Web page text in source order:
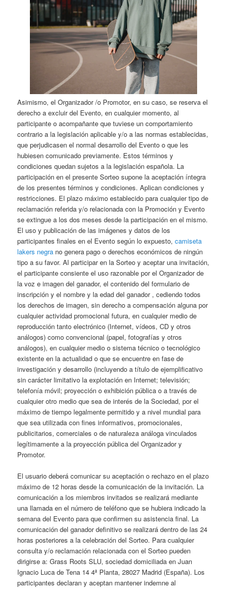
Asimismo, el Organizador /o Promotor, en su caso, se reserva el
derecho a excluir del Evento, en cualquier momento, al
participante o acompañante que tuviese un comportamiento
contrario a la legislación aplicable y/o a las normas establecidas,
que perjudicasen el normal desarrollo del Evento o que les
hubiesen comunicado previamente. Estos términos y
condiciones quedan sujetos a la legislación española. La
participación en el presente Sorteo supone la aceptación íntegra
de los presentes términos y condiciones. Aplican condiciones y
restricciones. El plazo máximo establecido para cualquier tipo de
reclamación referida y/o relacionada con la Promoción y Evento
se extingue a los dos meses desde la participación en el mismo.
El uso y publicación de las imágenes y datos de los
participantes finales en el Evento según lo expuesto,camiseta
lakers negra no genera pago o derechos económicos de ningún
tipo a su favor. Al participar en la Sorteo y aceptar una invitación,
el participante consiente el uso razonable por el Organizador de
la voz e imagen del ganador, el contenido del formulario de
inscripción y el nombre y la edad del ganador , cediendo todos
los derechos de imagen, sin derecho a compensación alguna por
cualquier actividad promocional futura, en cualquier medio de
reproducción tanto electrónico (Internet, vídeos, CD y otros
análogos) como convencional (papel, fotografías y otros
análogos), en cualquier medio o sistema técnico o tecnológico
existente en la actualidad o que se encuentre en fase de
investigación y desarrollo (incluyendo a título de ejemplificativo
sin carácter limitativo la explotación en Internet; televisión;
telefonía móvil; proyección o exhibición pública o a través de
cualquier otro medio que sea de interés de la Sociedad, por el
máximo de tiempo legalmente permitido y a nivel mundial para
que sea utilizada con fines informativos, promocionales,
publicitarios, comerciales o de naturaleza análoga vinculados
legítimamente a la proyección pública del Organizador y
Promotor.
El usuario deberá comunicar su aceptación o rechazo en el plazo
máximo de 12 horas desde la comunicación de la invitación. La
comunicación a los miembros invitados se realizará mediante
una llamada en el número de teléfono que se hubiera indicado la
semana del Evento para que confirmen su asistencia final. La
comunicación del ganador definitivo se realizará dentro de las 24
horas posteriores a la celebración del Sorteo. Para cualquier
consulta y/o reclamación relacionada con el Sorteo pueden
dirigirse a: Grass Roots SLU, sociedad domiciliada en Juan
Ignacio Luca de Tena 14 4ª Planta, 28027 Madrid (España). Los
participantes declaran y aceptan mantener indemne al